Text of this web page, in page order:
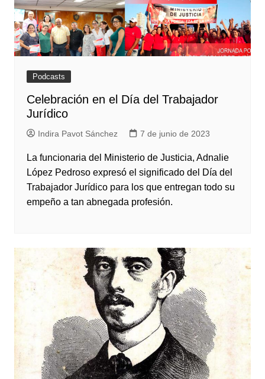
Podcasts
Celebración en el Día del Trabajador
Jurídico
Indira Pavot Sánchez 7 de junio de 2023
La funcionaria del Ministerio de Justicia, Adnalie
López Pedroso expresó el significado del Día del
Trabajador Jurídico para los que entregan todo su
empeño a tan abnegada profesión.